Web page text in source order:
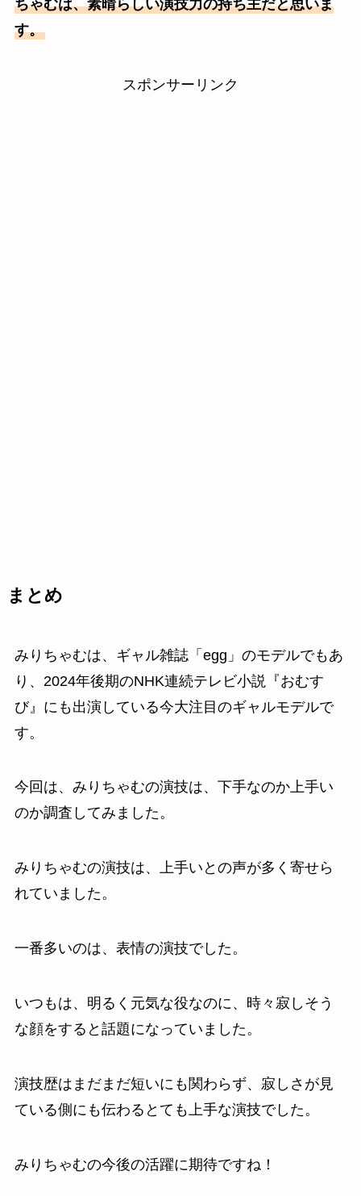
ちゃむは、素晴らしい演技力の持ち主だと思いま
す。
スポンサーリンク
まとめ
みりちゃむは、ギャル雑誌「egg」のモデルでもあ
り、2024年後期のNHK連続テレビ小説『おむす
び』にも出演している今大注目のギャルモデルで
す。
今回は、みりちゃむの演技は、下手なのか上手い
のか調査してみました。
みりちゃむの演技は、上手いとの声が多く寄せら
れていました。
一番多いのは、表情の演技でした。
いつもは、明るく元気な役なのに、時々寂しそう
な顔をすると話題になっていました。
演技歴はまだまだ短いにも関わらず、寂しさが見
ている側にも伝わるとても上手な演技でした。
みりちゃむの今後の活躍に期待ですね！